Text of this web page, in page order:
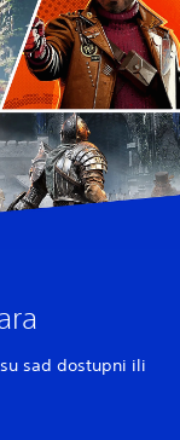
sad dostupni ili